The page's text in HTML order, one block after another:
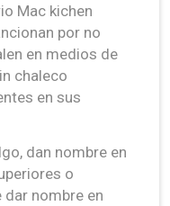
Mac kichen
por no
en medios de
chaleco
en sus
dan nombre en
o
nombre en